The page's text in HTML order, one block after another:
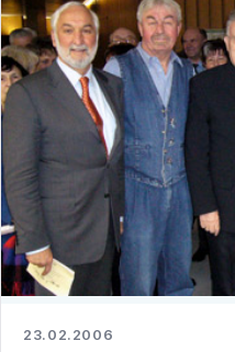
23.02.2006